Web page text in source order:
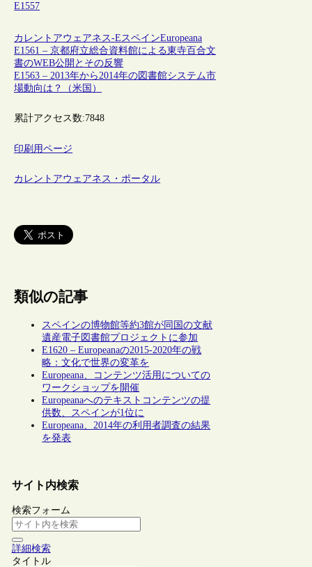
E1557
カレントアウェアネス-EスペインEuropeana
E1561 – 京都府立総合資料館による東寺百合文
書のWEB公開とその反響
E1563 – 2013年から2014年の図書館システム市
場動向は？（米国）
累計アクセス数:7848
印刷用ページ
カレントアウェアネス・ポータル
類似の記事
スペインの博物館等約3館が同国の文献
遺産電子図書館プロジェクトに参加
E1620 – Europeanaの2015-2020年の戦
略：文化で世界の変革を
Europeana、コンテンツ活用についての
ワークショップを開催
Europeanaへのテキストコンテンツの提
供数、スペインが1位に
Europeana、2014年の利用者調査の結果
を発表
サイト内検索
検索フォーム
詳細検索
タイトル